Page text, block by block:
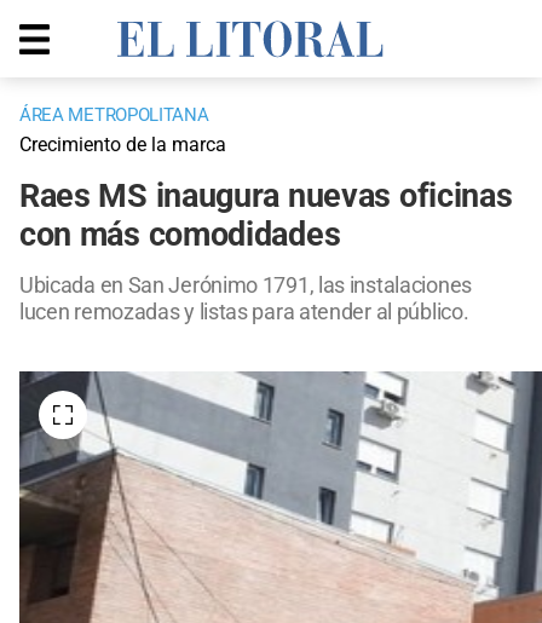
ÁREA METROPOLITANA
Crecimiento de la marca
Raes MS inaugura nuevas oficinas
con más comodidades
Ubicada en San Jerónimo 1791, las instalaciones
lucen remozadas y listas para atender al público.